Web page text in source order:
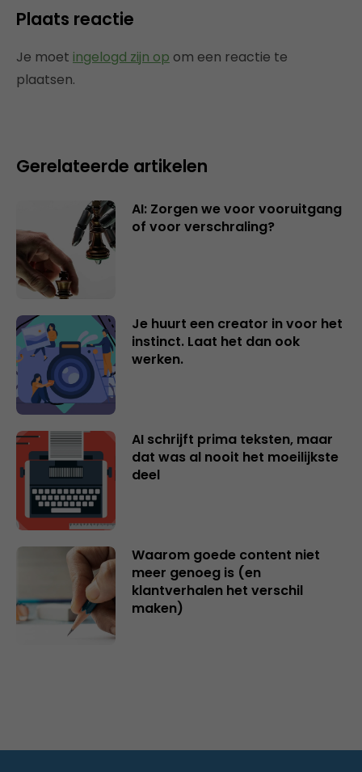
Plaats reactie
Je moet ingelogd zijn op om een reactie te
plaatsen.
Gerelateerde artikelen
AI: Zorgen we voor vooruitgang
of voor verschraling?
Je huurt een creator in voor het
instinct. Laat het dan ook
werken.
AI schrijft prima teksten, maar
dat was al nooit het moeilijkste
deel
Waarom goede content niet
meer genoeg is (en
klantverhalen het verschil
maken)